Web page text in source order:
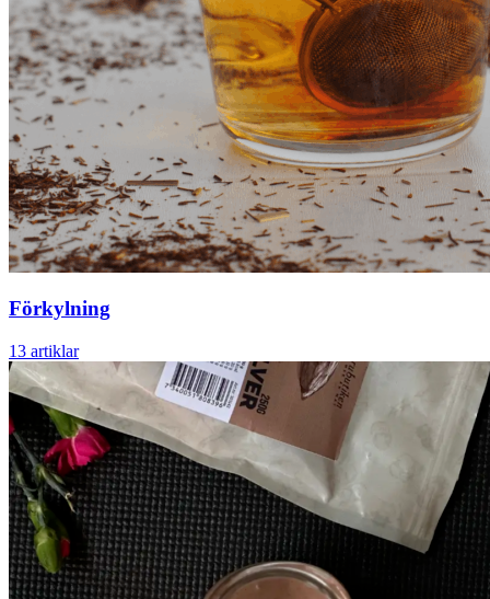
Förkylning
13 artiklar